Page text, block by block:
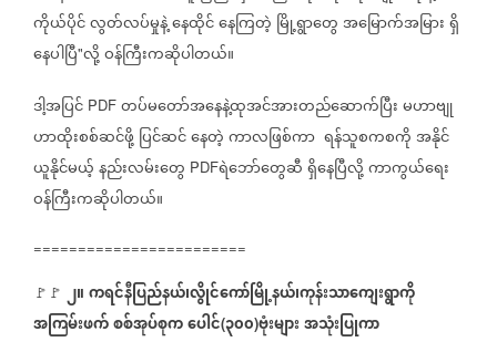
ကိုယ်ပိုင်လွတ်လပ်မှုနဲ့နေထိုင်နေကြတဲ့ မြို့ရွာတွေအမြောက်အမြားရှိ
နေပါပြီ"လို့ဝန်ကြီးကဆိုပါတယ်။
ဒါ့အပြင် PDF တပ်မတော်အနေနဲ့ထုအင်အားတည်ဆောက်ပြီးမဟာဗျု
ဟာထိုးစစ်ဆင်ဖို့ပြင်ဆင်နေတဲ့ကာလဖြစ်ကာ ရန်သူစကစကိုအနိုင်
ယူနိုင်မယ့်နည်းလမ်းတွေ PDFရဲဘော်တွေဆီရှိနေပြီလို့ကာကွယ်ရေး
ဝန်ကြီးကဆိုပါတယ်။
========================
🚩🚩 ၂။ကရင်နီပြည်နယ်၊လွိုင်ကော်မြို့နယ်၊ကုန်းသာကျေးရွာကို
အကြမ်းဖက်စစ်အုပ်စုကပေါင်(၃၀၀)ဗုံးများအသုံးပြုကာ